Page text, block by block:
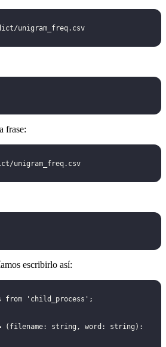
unigram_freq.csv
frase:
unigram_freq.csv
escribirlo así:
from 'child_process';
= (filename: string, word: string):